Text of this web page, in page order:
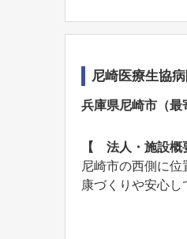
尼崎医療生協
兵庫県尼崎市（最
【 法人・施設概
尼崎市の西側に
康づくりや安心